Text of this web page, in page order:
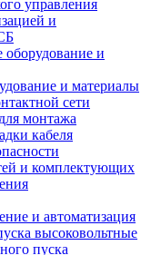
управления
и
и
и материалы
сети
монтажа
кабеля
и комплектующих
и автоматизация
высоковольтные
пуска